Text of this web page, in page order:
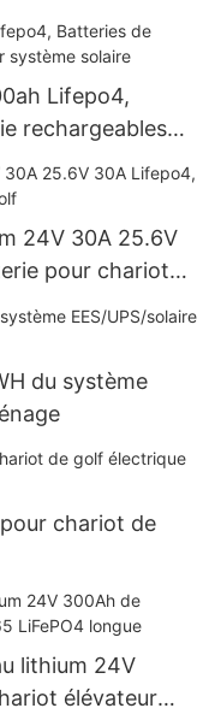
Lifepo4,
rechargeables
24V 30A 25.6V
pour chariot
du système
chariot de
lithium 24V
élévateur